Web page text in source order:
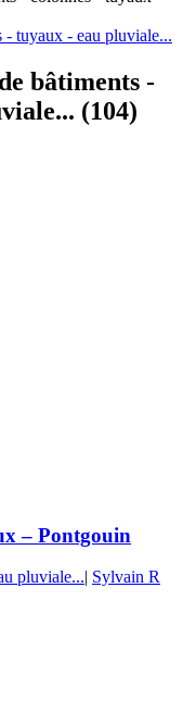
- tuyaux - eau pluviale...
bâtiments -
(104)
– Pontgouin
pluviale...| Sylvain R